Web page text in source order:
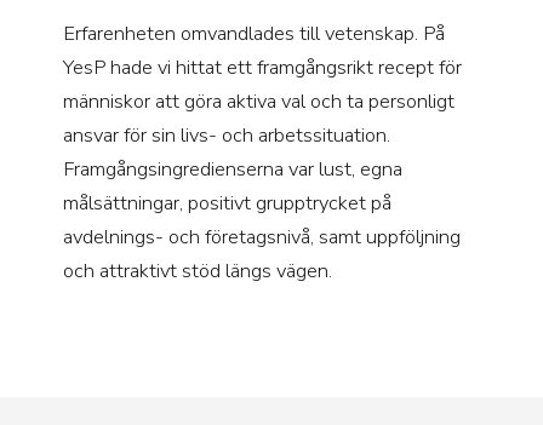
Erfarenheten omvandlades till vetenskap. På
YesP hade vi hittat ett framgångsrikt recept för
människor att göra aktiva val och ta personligt
ansvar för sin livs- och arbetssituation.
Framgångsingredienserna var lust, egna
målsättningar, positivt grupptrycket på
avdelnings- och företagsnivå, samt uppföljning
och attraktivt stöd längs vägen.